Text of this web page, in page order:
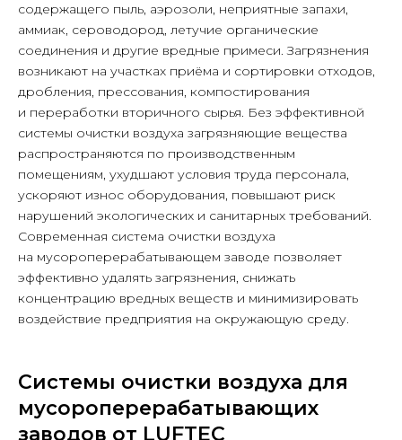
содержащего пыль, аэрозоли, неприятные запахи,
аммиак, сероводород, летучие органические
соединения и другие вредные примеси. Загрязнения
возникают на участках приёма и сортировки отходов,
дробления, прессования, компостирования
и переработки вторичного сырья. Без эффективной
системы очистки воздуха загрязняющие вещества
распространяются по производственным
помещениям, ухудшают условия труда персонала,
ускоряют износ оборудования, повышают риск
нарушений экологических и санитарных требований.
Современная система очистки воздуха
на мусороперерабатывающем заводе позволяет
эффективно удалять загрязнения, снижать
концентрацию вредных веществ и минимизировать
воздействие предприятия на окружающую среду.
Системы очистки воздуха для
мусороперерабатывающих
заводов от LUFTEC